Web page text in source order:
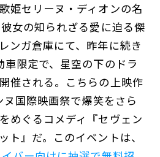
姫セリーヌ・ディオンの名
女の知られざる愛に迫る傑
ンガ倉庫にて、昨年に続き
限定で、星空の下のドラ
催される。こちらの上映作
国際映画祭で爆笑をさら
めぐるコメディ『セヴェン
ト』だ。このイベントは、